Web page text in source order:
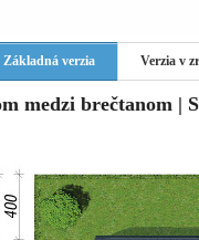
Základná verzia Verzia v
medzi brečtanom |